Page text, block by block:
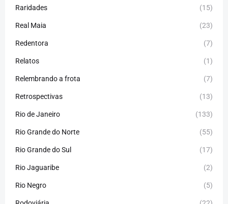
Raridades (15)
Real Maia (23)
Redentora (7)
Relatos (1)
Relembrando a frota (7)
Retrospectivas (13)
Rio de Janeiro (133)
Rio Grande do Norte (55)
Rio Grande do Sul (17)
Rio Jaguaribe (2)
Rio Negro (5)